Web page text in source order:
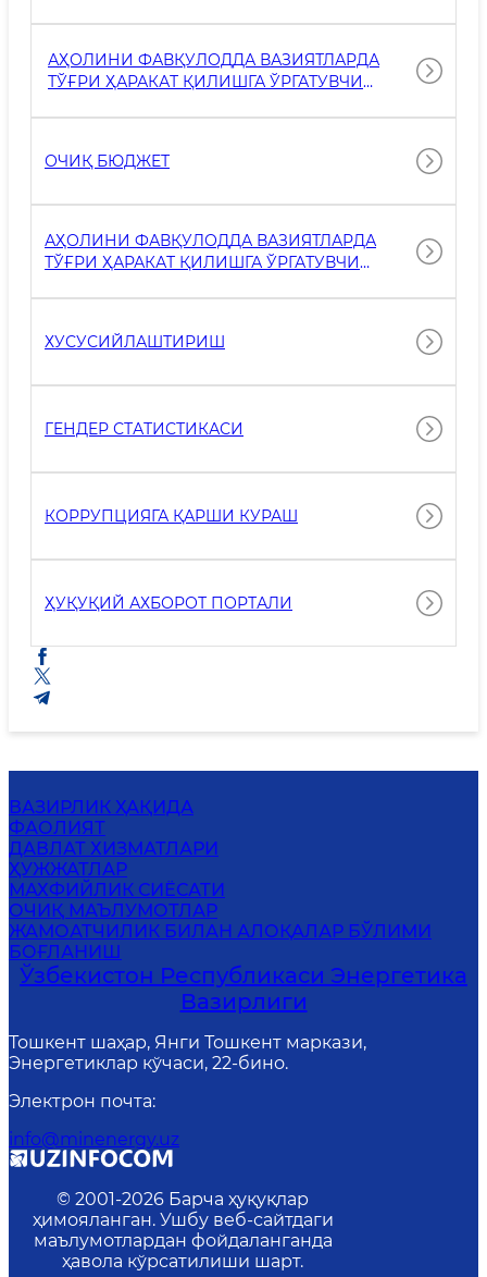
АҲОЛИНИ ФАВҚУЛОДДА ВАЗИЯТЛАРДА
ТЎҒРИ ҲАРАКАТ ҚИЛИШГА ЎРГАТУВЧИ
ОЧИҚ БЮДЖEТ
АҲОЛИНИ ФАВҚУЛОДДА ВАЗИЯТЛАРДА
ТЎҒРИ ҲАРАКАТ ҚИЛИШГА ЎРГАТУВЧИ
ХУСУСИЙЛАШТИРИШ
ГEНДEР СТАТИСТИКАСИ
КОРРУПЦИЯГА ҚАРШИ КУРАШ
ҲУҚУҚИЙ АХБОРОТ ПОРТАЛИ
ВАЗИРЛИК ҲАҚИДА
ФАОЛИЯТ
ДАВЛАТ ХИЗМАТЛАРИ
ҲУЖЖАТЛАР
МАХФИЙЛИК СИЁСАТИ
ОЧИҚ МАЪЛУМОТЛАР
ЖАМОАТЧИЛИК БИЛАН АЛОҚАЛАР БЎЛИМИ
БОҒЛАНИШ
Ўзбекистон Республикаси Энергетика
Вазирлиги
Тошкент шаҳар, Янги Тошкент маркази,
Энергетиклар кўчаси, 22-бино.
Электрон почта:
info@minenergy.uz
© 2001-2026 Барча ҳуқуқлар
ҳимояланган. Ушбу веб-сайтдаги
маълумотлардан фойдаланганда
ҳавола кўрсатилиши шарт.